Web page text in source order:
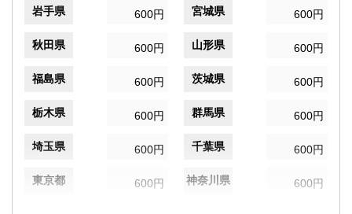
岩手県 600円 宮城県 600円
秋田県 600円 山形県 600円
福島県 600円 茨城県 600円
栃木県 600円 群馬県 600円
埼玉県 600円 千葉県 600円
東京都 600円 神奈川県 600円